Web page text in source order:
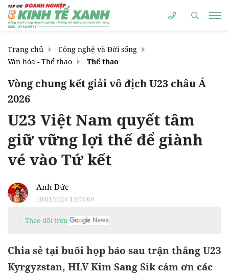
Trang chủ
Công nghệ và Đời sống
Văn hóa - Thể thao
Thể thao
Vòng chung kết giải vô địch U23 châu Á
2026
U23 Việt Nam quyết tâm
giữ vững lợi thế để giành
vé vào Tứ kết
Anh Đức
10/01/2026 13:05:09
Theo dõi trên
Chia sẻ tại buổi họp báo sau trận thắng U23
Kyrgyzstan, HLV Kim Sang Sik cảm ơn các